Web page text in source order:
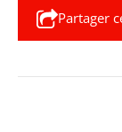
Partager